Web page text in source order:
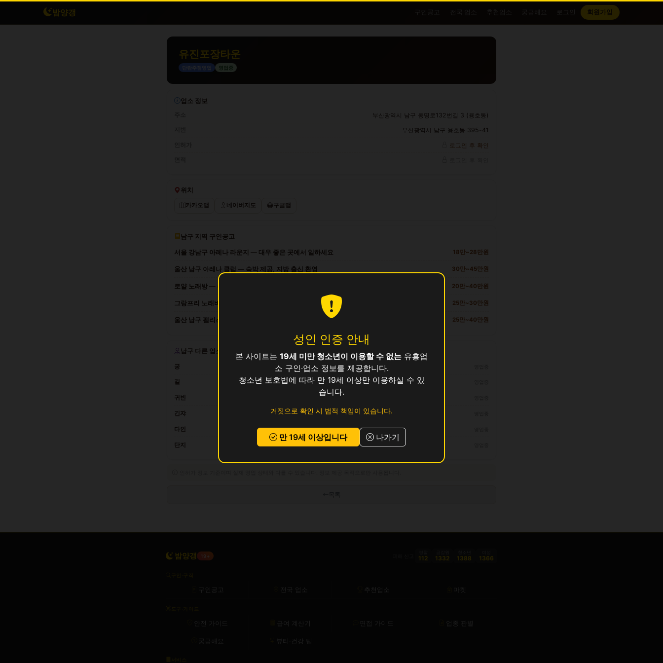
밤양갱 구인공고 전국 업소 추천업소 궁금해요 회원가입
성인 인증 안내
본 사이트는 19세 미만 청소년이 이용할 수 없는 유흥업
소 구인·업소 정보를 제공합니다.
청소년 보호법에 따라 만 19세 이상만 이용하실 수 있
습니다.
거짓으로 확인 시 법적 책임이 있습니다.
만 19세 이상입니다 나가기
유진포장타운
단란주점영업 영업중
업소 정보
부산광역시 남구 동명로132번길 3 (용호동)
부산광역시 남구 용호동 395-41
로그인 후 확인
위치
카카오맵 네이버지도 구글맵
남구 지역 구인공고
서울 강남구 아레나 라운지 — 대우 좋은 곳에서 일하세요 18만~28만원
울산 남구 아레나 클럽 — 숙박 제공, 지방 출신 환영 30만~45만원
로얄 노래방 — 주 3일~OK, 시간 선택 자유 20만~40만원
그랑프리 노래바 여성 스태프 모집 · 일급 보장 25만~30만원
울산 남구 팰리스 노래방 — 숙박 제공, 지방 출신 환영 25만~40만원
남구 다른 업소
궁
길
귀빈
긴쟈
다인
단지
밤양갱 19+ 112 1332 1388 1366
구인공고 전국 업소 추천업소 마켓
안전 가이드 급여 계산기 면접 가이드 업종 판별
궁금해요 뷰티·건강 팁